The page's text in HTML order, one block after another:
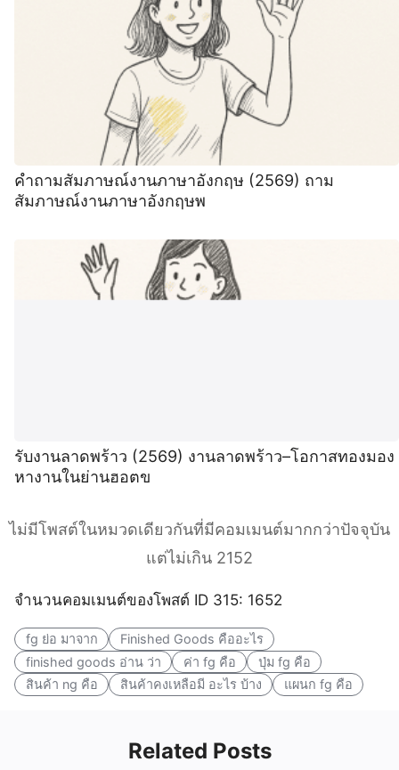
คําถามสัมภาษณ์งานภาษาอังกฤษ (2569) ถาม
สัมภาษณ์งานภาษาอังกฤษพ
รับงานลาดพร้าว (2569) งานลาดพร้าว–โอกาสทองมอง
หางานในย่านฮอตข
ไม่มีโพสต์ในหมวดเดียวกันที่มีคอมเมนต์มากกว่าปัจจุบัน
แต่ไม่เกิน 2152
จำนวนคอมเมนต์ของโพสต์ ID 315: 1652
fg ย่อ มาจาก
Finished Goods คืออะไร
finished goods อ่าน ว่า
ค่า fg คือ
ปุ่ม fg คือ
สินค้า ng คือ
สินค้าคงเหลือมี อะไร บ้าง แผนก fg คือ
Related Posts